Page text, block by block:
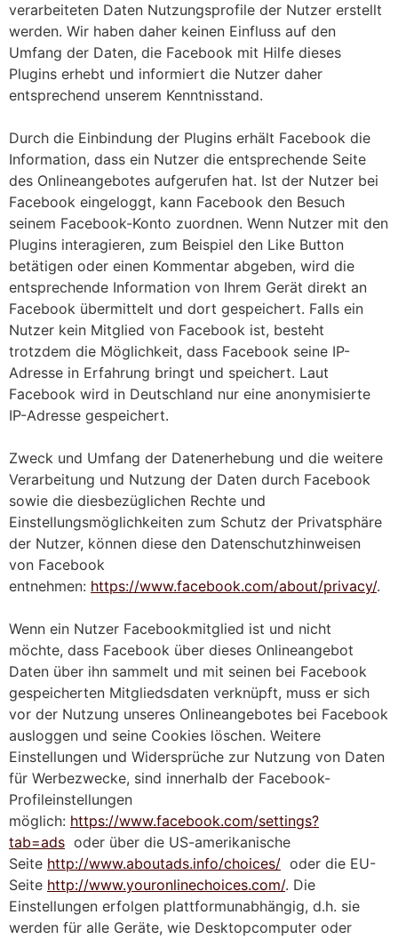
verarbeiteten Daten Nutzungsprofile der Nutzer erstellt
werden. Wir haben daher keinen Einfluss auf den
Umfang der Daten, die Facebook mit Hilfe dieses
Plugins erhebt und informiert die Nutzer daher
entsprechend unserem Kenntnisstand.
Durch die Einbindung der Plugins erhält Facebook die
Information, dass ein Nutzer die entsprechende Seite
des Onlineangebotes aufgerufen hat. Ist der Nutzer bei
Facebook eingeloggt, kann Facebook den Besuch
seinem Facebook-Konto zuordnen. Wenn Nutzer mit den
Plugins interagieren, zum Beispiel den Like Button
betätigen oder einen Kommentar abgeben, wird die
entsprechende Information von Ihrem Gerät direkt an
Facebook übermittelt und dort gespeichert. Falls ein
Nutzer kein Mitglied von Facebook ist, besteht
trotzdem die Möglichkeit, dass Facebook seine IP-
Adresse in Erfahrung bringt und speichert. Laut
Facebook wird in Deutschland nur eine anonymisierte
IP-Adresse gespeichert.
Zweck und Umfang der Datenerhebung und die weitere
Verarbeitung und Nutzung der Daten durch Facebook
sowie die diesbezüglichen Rechte und
Einstellungsmöglichkeiten zum Schutz der Privatsphäre
der Nutzer, können diese den Datenschutzhinweisen
von Facebook
entnehmen: https://www.facebook.com/about/privacy/.
Wenn ein Nutzer Facebookmitglied ist und nicht
möchte, dass Facebook über dieses Onlineangebot
Daten über ihn sammelt und mit seinen bei Facebook
gespeicherten Mitgliedsdaten verknüpft, muss er sich
vor der Nutzung unseres Onlineangebotes bei Facebook
ausloggen und seine Cookies löschen. Weitere
Einstellungen und Widersprüche zur Nutzung von Daten
für Werbezwecke, sind innerhalb der Facebook-
Profileinstellungen
möglich: https://www.facebook.com/settings?
tab=ads oder über die US-amerikanische
Seite http://www.aboutads.info/choices/ oder die EU-
Seite http://www.youronlinechoices.com/. Die
Einstellungen erfolgen plattformunabhängig, d.h. sie
werden für alle Geräte, wie Desktopcomputer oder